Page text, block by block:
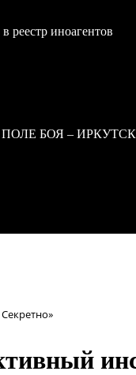
реестр иноагентов
БОЯ – ИРКУТСК